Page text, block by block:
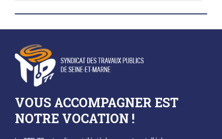
VOUS ACCOMPAGNER EST
NOTRE VOCATION !